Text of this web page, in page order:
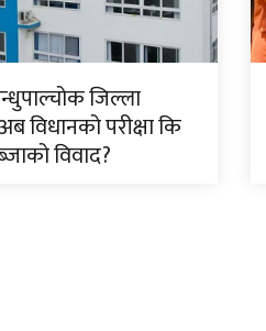
जिल्ला
विधानको परीक्षा कि
विवाद?